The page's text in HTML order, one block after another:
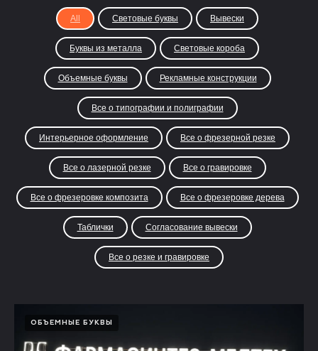
All Световые буквы Вывески
Буквы из металла Световые короба
Объемные буквы Рекламные конструкции
Все о типографии и полиграфии
Интерьерное оформление Все о фрезерной резке
Все о лазерной резке Все о гравировке
Все о фрезеровке композита Все о фрезеровке дерева
Таблички Согласование вывески
Все о резке и гравировке
ОБЪЕМНЫЕ БУКВЫ